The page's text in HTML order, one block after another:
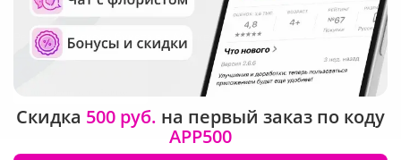
Рейтинг Русского букета в г. Москва
Скидка 500 руб. на первый заказ по коду
APP500